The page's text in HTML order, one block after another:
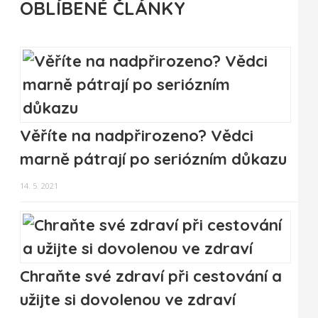
OBLÍBENÉ ČLÁNKY
Věříte na nadpřirozeno? Vědci
marně pátrají po seriózním důkazu
14. 5. 2021
Chraňte své zdraví při cestování a
užijte si dovolenou ve zdraví